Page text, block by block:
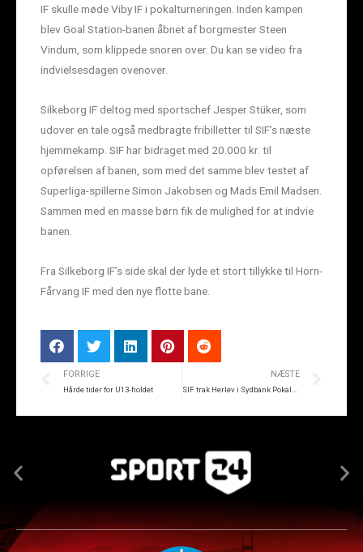
IF skulle møde Viby IF i pokalturneringen. Inden kampen
blev Goal Station-banen åbnet af borgmester Steen
Vindum, som klippede snoren over. Du kan se video fra
indvielsesdagen ovenover.
Silkeborg IF deltog med sportschef Jesper Stüker, som
udover en tale også medbragte fribilletter til SIF’s næste
hjemmekamp. SIF har bidraget med 20.000 kr. til
opførelsen af banen, som med det samme blev testet af
Superliga-spillerne Simon Jakobsen og Mads Emil Madsen.
Sammen med en masse børn fik de mulighed for at indvie
banen.
Fra Silkeborg IF’s side skal der lyde et stort tillykke til Horn-
Fårvang IF med den nye flotte bane.
FORRIGE
Hårde tider for U13-holdet
NÆSTE